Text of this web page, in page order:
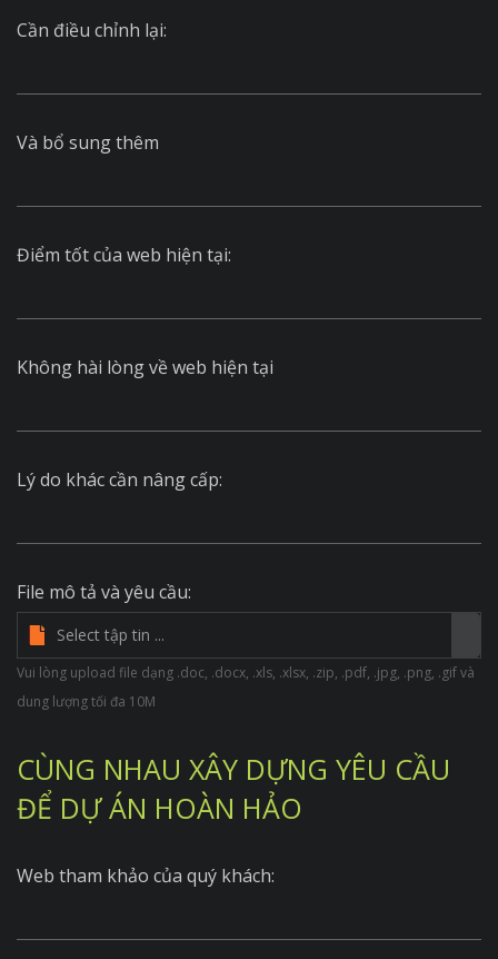
Cần điều chỉnh lại:
Và bổ sung thêm
Điểm tốt của web hiện tại:
Không hài lòng về web hiện tại
Lý do khác cần nâng cấp:
File mô tả và yêu cầu:
Vui lòng upload file dạng .doc, .docx, .xls, .xlsx, .zip, .pdf, .jpg, .png, .gif và
dung lượng tối đa 10M
CÙNG NHAU XÂY DỰNG YÊU CẦU
ĐỂ DỰ ÁN HOÀN HẢO
Web tham khảo của quý khách: